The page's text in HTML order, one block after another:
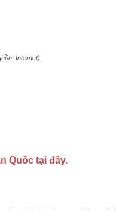
Internet)
Quốc tại đây.